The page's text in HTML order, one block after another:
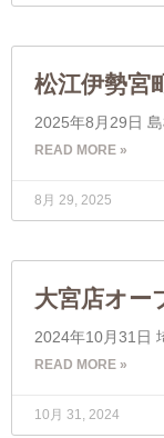
松江伊勢宮
2025年8月29日
READ MORE »
8月 29, 2025
大宮店オー
2024年10月31日
READ MORE »
10月 31, 2024